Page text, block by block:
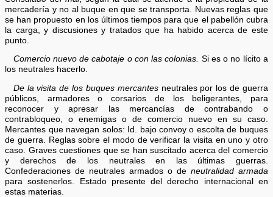
mercadería y no al buque en que se transporta. Nuevas reglas que
se han propuesto en los últimos tiempos para que el pabellón cubra
la carga, y discusiones y tratados que ha habido acerca de este
punto.
Comercio nuevo de cabotaje o con las colonias. Si es o no lícito a
los neutrales hacerlo.
De la visita de los buques mercantesneutrales por los de guerra
públicos, armadores o corsarios de los beligerantes, para
reconocer y apresar las mercancías de contrabando o
contrabloqueo, o enemigas o de comercio nuevo en su caso.
Mercantes que navegan solos: Id. bajo convoy o escolta de buques
de guerra. Reglas sobre el modo de verificar la visita en uno y otro
caso. Graves cuestiones que se han suscitado acerca del comercio
y derechos de los neutrales en las últimas guerras.
Confederaciones de neutrales armados o de neutralidad armada
para sostenerlos. Estado presente del derecho internacional en
estas materias.